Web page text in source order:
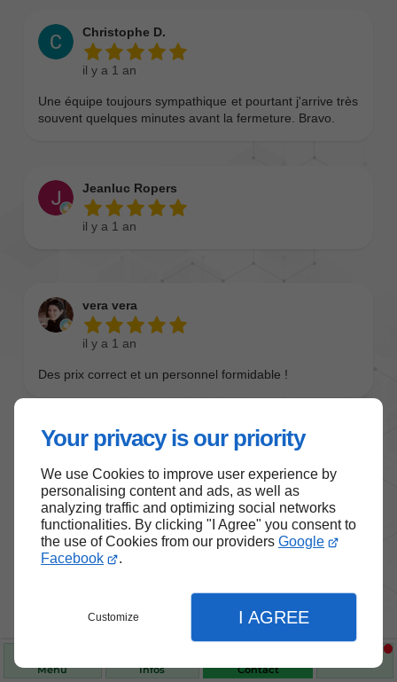
Your privacy is our priority
We use Cookies to improve user experience by
personalising content and ads, as well as
analyzing traffic and optimizing social networks
functionalities. By clicking "I Agree" you consent to
the use of Cookies from our providers Google
Facebook
.
Customize I AGREE
Menu Infos Contact
Nos produits de santé et de